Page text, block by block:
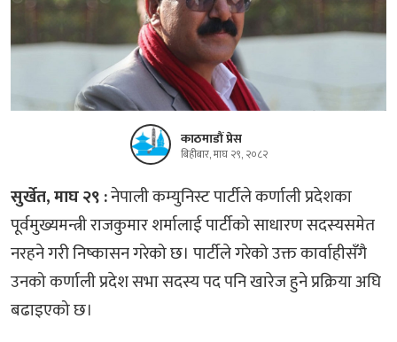
काठमाडौं प्रेस
बिहीबार, माघ २९, २०८२
सुर्खेत, माघ २९ :नेपाली कम्युनिस्ट पार्टीले कर्णाली प्रदेशका
पूर्वमुख्यमन्त्री राजकुमार शर्मालाई पार्टीको साधारण सदस्यसमेत
नरहने गरी निष्कासन गरेको छ। पार्टीले गरेको उक्त कार्वाहीसँगै
उनको कर्णाली प्रदेश सभा सदस्य पद पनि खारेज हुने प्रक्रिया अघि
बढाइएको छ।